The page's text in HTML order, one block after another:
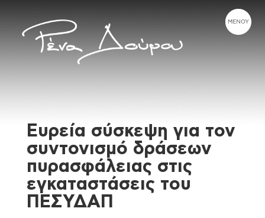
Ευρεία σύσκεψη για τον
συντονισμό δράσεων
πυρασφάλειας στις
εγκαταστάσεις του
ΠΕΣΥΔΑΠ